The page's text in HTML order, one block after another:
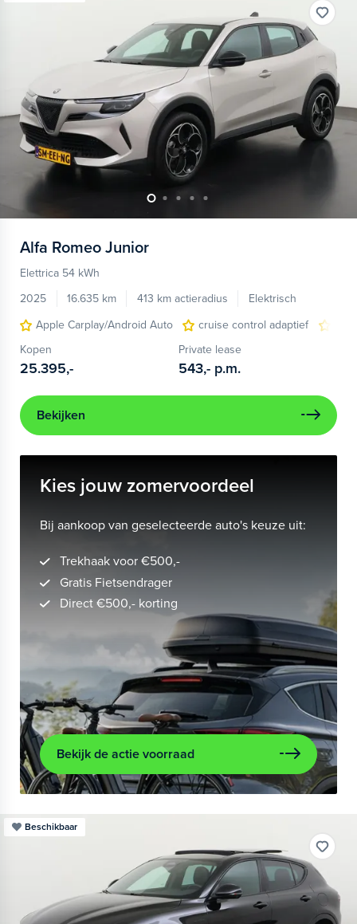
Alfa Romeo Junior
Elettrica 54 kWh
2025
16.635 km 413 km actieradius
Elektrisch
Apple Carplay/Android Auto
cruise control adaptief
Kopen
25.395,-
Private lease
543,- p.m.
Bekijken
Kies jouw zomervoordeel
Bij aankoop van geselecteerde auto's keuze uit:
Trekhaak voor €500,-
Gratis Fietsendrager
Direct €500,- korting
Bekijk de actie voorraad
Beschikbaar